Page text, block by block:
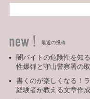
最近の投稿
闇バイトの危険性を知
性爆弾と守山警察署の
書くのが楽しくなる！
経験者が教える文章作